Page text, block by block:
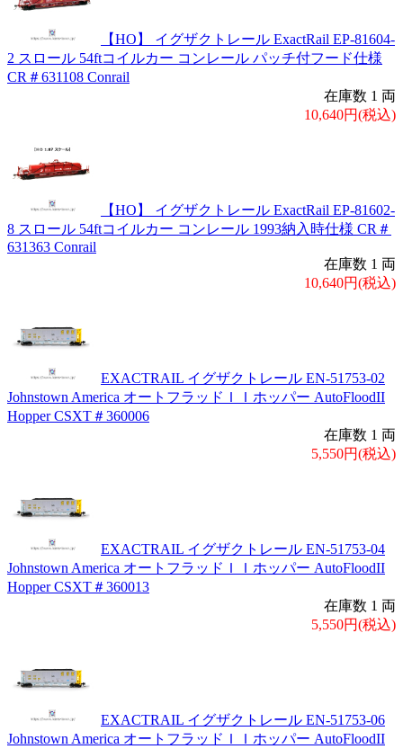
【HO】 イグザクトレール ExactRail EP-81604-
2 スロール 54ftコイルカー コンレール パッチ付フード仕様
CR＃631108 Conrail
在庫数 1 両
10,640円(税込)
【HO】 イグザクトレール ExactRail EP-81602-
8 スロール 54ftコイルカー コンレール 1993納入時仕様 CR＃
631363 Conrail
在庫数 1 両
10,640円(税込)
EXACTRAIL イグザクトレール EN-51753-02
Johnstown America オートフラッドＩＩホッパー AutoFloodII
Hopper CSXT＃360006
在庫数 1 両
5,550円(税込)
EXACTRAIL イグザクトレール EN-51753-04
Johnstown America オートフラッドＩＩホッパー AutoFloodII
Hopper CSXT＃360013
在庫数 1 両
5,550円(税込)
EXACTRAIL イグザクトレール EN-51753-06
Johnstown America オートフラッドＩＩホッパー AutoFloodII